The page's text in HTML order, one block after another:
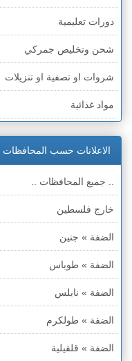
دورات تعليمية
شحن وتخليص جمركي
شروات او تصفية او تنزيلات
مواد غذائية
كمبيوترات وملحقاتها
اتصالات وهواتف وملحقاتها
اجهزة انذار ومراقبة
اجهزة طبية
آلات موسيقية
معدات والات متنوعة
ملابس وأحذية
الاعلانات حسب المحافظات
.. جميع المحافظات ..
خارج فلسطين
الضفة » جنين
الضفة » طوباس
الضفة » نابلس
الضفة » طولكرم
الضفة » قلقيلية